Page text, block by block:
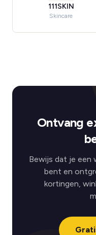
111SKIN
Skincare
Ontvang
Bewijs dat je een
bent en
kortingen,